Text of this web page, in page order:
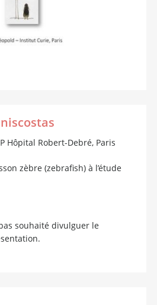
Hôpital Robert-Debré, Paris
zèbre (zebrafish) à l’étude
souhaité divulguer le